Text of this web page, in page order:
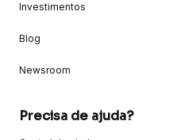
Investimentos
Blog
Newsroom
Precisa de ajuda?